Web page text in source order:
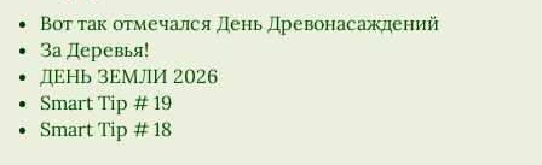
Вот так отмечался День Древонасаждений
За Деревья!
ДЕНЬ ЗЕМЛИ 2026
Smart Tip # 19
Smart Tip # 18